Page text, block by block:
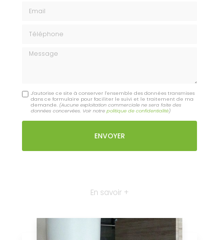
Message
J'autorise ce site à conserver l'ensemble des données transmises
dans ce formulaire pour faciliter le suivi et le traitement de ma
demande. (Aucune exploitation commerciale ne sera faite des
données concervées. Voir notrepolitique de confidentialité)
En savoir +